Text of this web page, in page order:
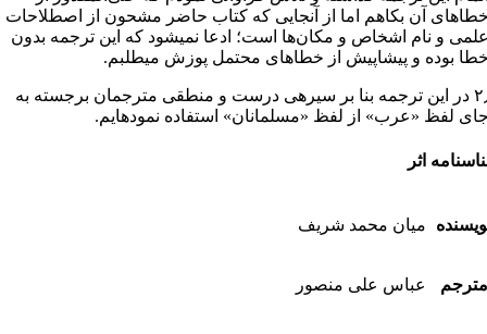
آن بکاهم اما از آنجایی که کتاب حاضر مشحون از اصطلاحات
و نام اشخاص و مکان‌ها است؛ ادعا نمی­شود که این ترجمه بدون
بوده و پیشاپیش از خطاهای محتمل پوزش می­طلبم.
۲٫ در این ترجمه بنا بر سیره­ی درست و منطقی مترجمان برجسته به
لفظ «عرب» از لفظ «مسلمانان» استفاده نموده­ایم.
اثر
میان محمد شریف
مترجم عباس علی منصور